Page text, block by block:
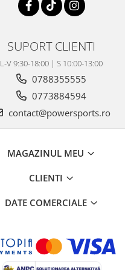
SUPORT CLIENTI
L-V 9:30-18:00 | S 10:00-13:00
0788355555
0773884594
contact@powersports.ro
MAGAZINUL MEU
CLIENTI
DATE COMERCIALE